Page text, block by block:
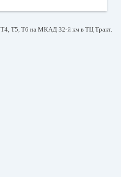
T4, T5, T6 на МКАД 32-й км в ТЦ Тракт.